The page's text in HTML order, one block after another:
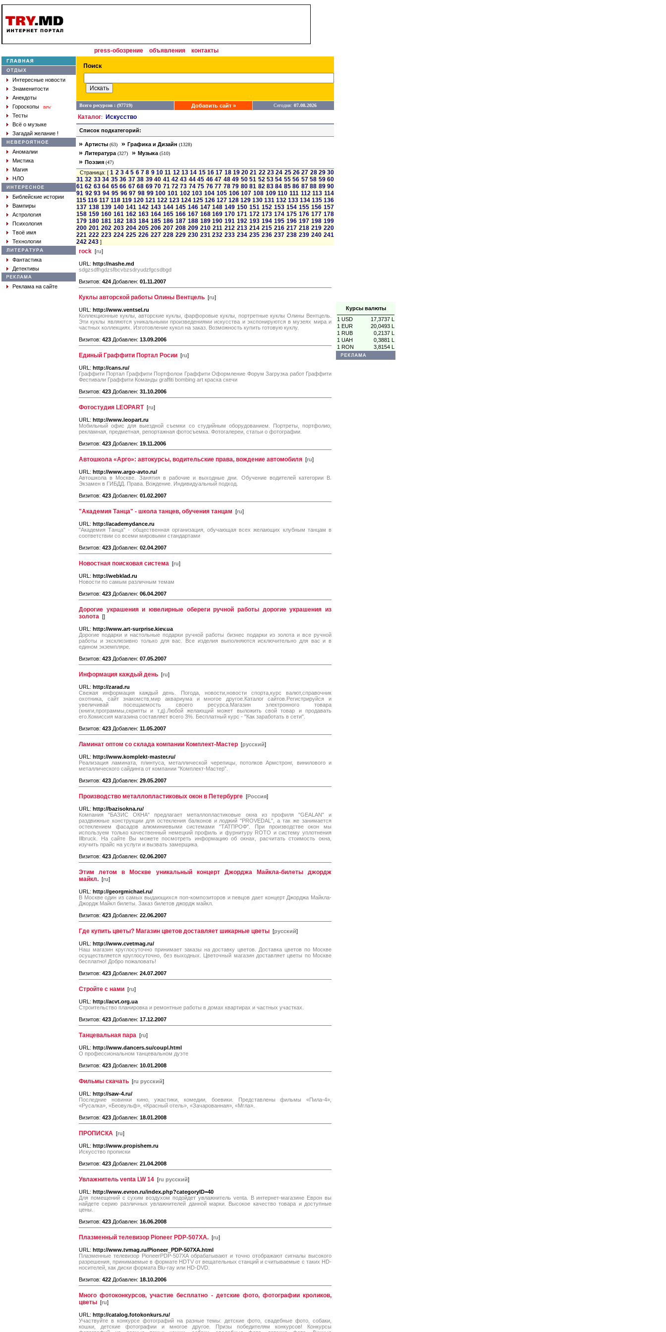
Курсы валюты
1 USD
17,3737 L
1 EUR
20,0493 L
1 RUB
0,2137 L
1 UAH
0,3881 L
1 RON
3,8154 L
press-обозрение объявления контакты
Интересные новости
Знаменитости
Анекдоты
Гороскопы
new
Тесты
Всё о музыке
Загадай желание !
Аномалии
Мистика
Магия
НЛО
Библейские истории
Вампиры
Астрология
Психология
Твоё имя
Технологии
Фантастика
Детективы
Реклама на сайте
Всего ресурсов : (97719) Добавить сайт » Сегодня: 07.08.2026
Каталог: Искусство
Список подкатегорий:
» Артисты (63) » Графика и Дизайн (1328)
» Литература (327) » Музыка (510)
» Поэзия (47)
Страница: [1 2 3 4 5 6 7 8 9 10 11 12 13 14 15 16 17 18 19 20 21 22 23 24 25 26 27 28 29 30
31 32 33 34 35 36 37 38 39 40 41 42 43 44 45 46 47 48 49 50 51 52 53 54 55 56 57 58 59 60
61 62 63 64 65 66 67 68 69 70 71 72 73 74 75 76 77 78 79 80 81 82 83 84 85 86 87 88 89 90
91 92 93 94 95 96 97 98 99 100 101 102 103 104 105 106 107 108 109 110 111 112 113 114
115 116 117 118 119 120 121 122 123 124 125 126 127 128 129 130 131 132 133 134 135 136
137 138 139 140 141 142 143 144 145 146 147 148 149 150 151 152 153 154 155 156 157
158 159 160 161 162 163 164 165 166 167 168 169 170 171 172 173 174 175 176 177 178
179 180 181 182 183 184 185 186 187 188 189 190 191 192 193 194 195 196 197 198 199
200 201 202 203 204 205 206 207 208 209 210 211 212 213 214 215 216 217 218 219 220
221 222 223 224 225 226 227 228 229 230 231 232 233 234 235 236 237 238 239 240 241
242 243 ]
rock [ru]
URL: http://nashe.md
sdgzsdfhgdzsfbcvbzsdryudzfgcsdbgd
Визитов: 424 Добавлен: 01.11.2007
Куклы авторской работы Олины Вентцель [ru]
URL: http://www.ventsel.ru
Коллекционные куклы, авторские куклы, фарфоровые куклы, портретные куклы Олины Вентцель.
Эти куклы являются уникальными произведениями искусства и экспонируются в музеях мира и
частных коллекциях. Изготовление кукол на заказ. Возможность купить готовую куклу.
Визитов: 423 Добавлен: 13.09.2006
Единый Граффити Портал Росии [ru]
URL: http://cans.ru/
Граффити Портал Граффити Портфолои Граффити Оформление Форум Загрузка работ Граффити
Фестивали Граффити Команды graffiti bombing art краска скечи
Визитов: 423 Добавлен: 31.10.2006
Фотостудия LEOPART[ru]
URL: http://www.leopart.ru
Мобильный офис для выездной съемки со студийным оборудованием. Портреты, портфолио,
рекламная, предметная, репортажная фотосъемка. Фотогалереи, статьи о фотографии.
Визитов: 423 Добавлен: 19.11.2006
Автошкола «Арго»: автокурсы, водительские права, вождение автомобиля [ru]
URL: http://www.argo-avto.ru/
Автошкола в Москве. Занятия в рабочие и выходные дни. Обучение водителей категории B.
Экзамен в ГИБДД. Права. Вождение. Индивидуальный подход.
Визитов: 423 Добавлен: 01.02.2007
"Академия Танца" - школа танцев, обучения танцам [ru]
URL: http://academydance.ru
"Академия Танца" - общественная организация, обучающая всех желающих клубным танцам в
соответствии со всеми мировыми стандартами
Визитов: 423 Добавлен: 02.04.2007
Новостная поисковая система [ru]
URL: http://webklad.ru
Новости по самым различным темам
Визитов: 423 Добавлен: 06.04.2007
Дорогие украшения и ювелирные обереги ручной работы дорогие украшения из
золота []
URL: http://www.art-surprise.kiev.ua
Дорогие подарки и настольные подарки ручной работы бизнес подарки из золота и все ручной
работы и эксклюзивно только для вас. Все изделия выполняются исключительно для вас и в
едином экземпляре.
Визитов: 423 Добавлен: 07.05.2007
Информация каждый день [ru]
URL: http://zarad.ru
Свежая информация каждый день. Погода, новости,новости спорта,курс валют,справочник
охотника, сайт знакомств,мир аквариума и многое другое.Каталог сайтов.Регистрируйся и
увеличивай посещаемость своего ресурса.Магазин электронного товара
(книги,программы,скрипты и т.д).Любой желающий может выложить свой товар и продавать
его.Комиссия магазина составляет всего 3%. Бесплатный курс - "Как заработать в сети".
Визитов: 423 Добавлен: 11.05.2007
Ламинат оптом со склада компании Комплект-Мастер [русский]
URL: http://www.komplekt-master.ru/
Реализация ламината, плинтуса, металлической черепицы, потолков Армстронг, винилового и
металлического сайдинга от компании "Комплект-Мастер”.
Визитов: 423 Добавлен: 29.05.2007
Производство металлопластиковых окон в Петербурге [Россия]
URL: http://bazisokna.ru/
Компания "БАЗИС ОКНА" предлагает металлопластиковые окна из профиля "GEALAN" и
раздвижные конструкции для остекления балконов и лоджий "PROVEDAL", а так же занимается
остеклением фасадов алюминиевыми системами "ТАТПРОФ". При производстве окон мы
используем только качественный немецкий профиль и фурнитуру ROTO и систему уплотнения
Illbruck. На сайте Вы можете посмотреть информацию об окнах, расчитать стоимость окна,
изучить прайс на услуги и вызвать замерщика.
Визитов: 423 Добавлен: 02.06.2007
Этим летом в Москве уникальный концерт Джорджа Майкла-билеты джордж
майкл. [ru]
URL: http://georgmichael.ru/
В Москве один из самых выдающихся поп-композиторов и певцов дает концерт Джорджа Майкла-
Джордж Майкл билеты. Заказ билетов джордж майкл.
Визитов: 423 Добавлен: 22.06.2007
Где купить цветы? Магазин цветов доставляет шикарные цветы [русский]
URL: http://www.cvetmag.ru/
Наш магазин круглосуточно принимает заказы на доставку цветов. Доставка цветов по Москве
осуществляется круглосуточно, без выходных. Цветочный магазин доставляет цветы по Москве
бесплатно! Добро пожаловать!
Визитов: 423 Добавлен: 24.07.2007
Стройте с нами [ru]
URL: http://acvt.org.ua
Строительство планировка и ремонтные работы в домах квартирах и частных участках.
Визитов: 423 Добавлен: 17.12.2007
Танцевальная пара [ru]
URL: http://www.dancers.su/coupl.html
О профессиональном танцевальном дуэте
Визитов: 423 Добавлен: 10.01.2008
Фильмы скачать [ru русский]
URL: http://saw-4.ru/
Последние новинки кино, ужастики, комедии, боевики. Представлены фильмы «Пила-4»,
«Русалка», «Беовульф», «Красный отель», «Зачарованная», «Мгла».
Визитов: 423 Добавлен: 18.01.2008
ПРОПИСКА [ru]
URL: http://www.propishem.ru
Искусство прописки
Визитов: 423 Добавлен: 21.04.2008
Увлажнитель venta LW 14 [ru русский]
URL: http://www.evron.ru/index.php?categoryID=40
Для помещений с сухим воздухом подойдет увлажнитель venta. В интернет-магазине Еврон вы
найдете серию различных увлажнителей данной марки. Высокое качество товара и доступные
цены.
Визитов: 423 Добавлен: 16.06.2008
Плазменный телевизор Pioneer PDP-507XA. [ru]
URL: http://www.tvmag.ru/Pioneer_PDP-507XA.html
Плазменные телевизор PioneerPDP-507XA обрабатывают и точно отображают сигналы высокого
разрешения, принимаемые в формате HDTV от вещательных станций и считываемые с таких HD-
носителей, как диски формата Blu-ray или HD-DVD.
Визитов: 422 Добавлен: 18.10.2006
Много фотоконкурсов, участие бесплатно - детские фото, фотографии кроликов,
цветы [ru]
URL: http://catalog.fotokonkurs.ru/
Участвуйте в конкурсе фотографий на разные темы: детские фото, свадебные фото, собаки,
кошки, детские фотографии и многое другое. Призы победителям конкурсов! Конкурсы